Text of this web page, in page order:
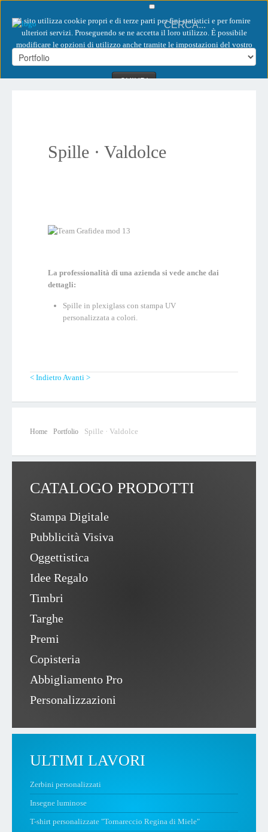
Il sito utilizza cookie propri e di terze parti per fini statistici e per fornire
ulteriori servizi. Proseguendo se ne accetta il loro utilizzo. È possibile
modificare le opzioni di utilizzo anche tramite le impostazioni del vostro
CHIUDI
Spille · Valdolce
La professionalità di una azienda si vede anche dai
dettagli:
Spille in plexiglass con stampa UV
personalizzata a colori.
< Indietro Avanti >
Home Portfolio Spille · Valdolce
CATALOGO PRODOTTI
Stampa Digitale
Pubblicità Visiva
Oggettistica
Idee Regalo
Timbri
Targhe
Premi
Copisteria
Abbigliamento Pro
Personalizzazioni
ULTIMI LAVORI
Zerbini personalizzati
Insegne luminose
T-shirt personalizzate "Tornareccio Regina di Miele"